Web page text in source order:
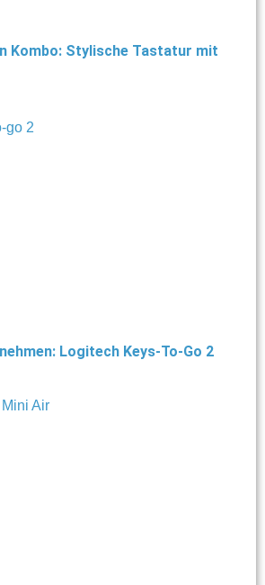
Kombo: Stylische Tastatur mit
Logitech Keys-To-Go 2